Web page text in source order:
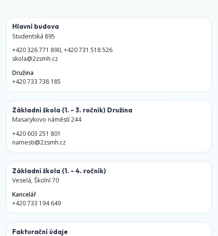
Hlavní budova
Studentská 895
+420 326 771 890,+420 731 518 526
skola@2zsmh.cz
Družina
+420 733 738 185
Základní škola (1. - 3. ročník) Družina
Masarykovo náměstí 244
+420 603 251 801
namesti@2zsmh.cz
Základní škola (1. - 4. ročník)
Veselá, Školní 70
Kancelář
+420 733 194 649
Fakturační údaje